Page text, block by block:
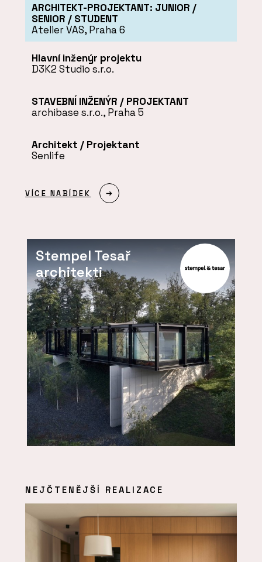
ARCHITEKT-PROJEKTANT: JUNIOR /
SENIOR / STUDENT
Atelier VAS, Praha 6
Hlavní inženýr projektu
D3K2 Studio s.r.o.
STAVEBNÍ INŽENÝR / PROJEKTANT
archibase s.r.o., Praha 5
Architekt / Projektant
Senlife
VÍCE NABÍDEK
Stempel Tesař
architekti
NEJČTENĚJŠÍ REALIZACE